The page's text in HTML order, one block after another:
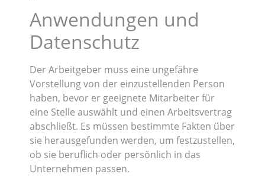
Anwendungen und
Datenschutz
Der Arbeitgeber muss eine ungefähre
Vorstellung von der einzustellenden Person
haben, bevor er geeignete Mitarbeiter für
eine Stelle auswählt und einen Arbeitsvertrag
abschließt. Es müssen bestimmte Fakten über
sie herausgefunden werden, um festzustellen,
ob sie beruflich oder persönlich in das
Unternehmen passen.